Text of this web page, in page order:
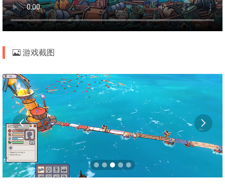
游戏截图
 